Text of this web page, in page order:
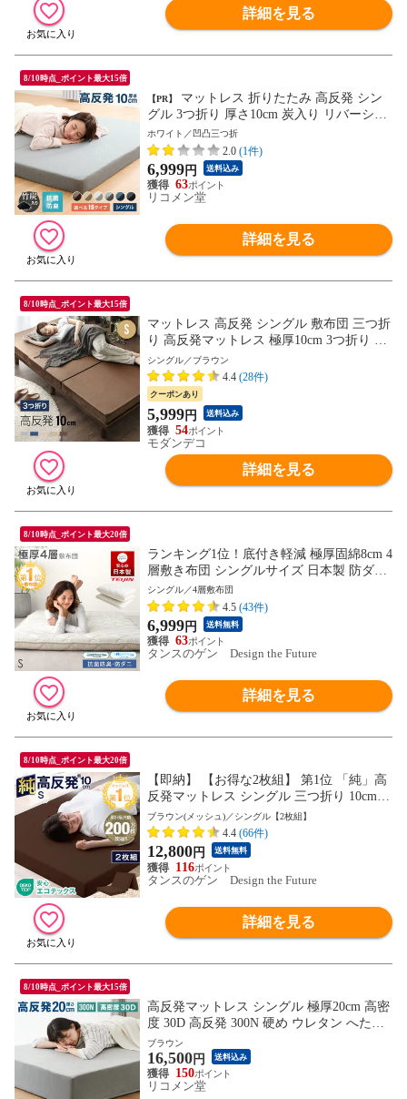
詳細を見る
8/10時点_ポイント最大15倍
【PR】
グル 3つ折り 厚さ10cm 炭入り リバーシブ
ル 体圧分散 通気 洗える メッシュ生地 三
つ折り 高密度 190N ごろ寝 敷布団 折り畳
み 高反発マットレス ベッドマットレス 車
中泊 キャンプ アウトドア 【送料無料】
ホワイト／凹凸三つ折
2.0 (1件)
6,999円 送料込み
63
リコメン堂
詳細を見る
8/10時点_ポイント最大15倍
マットレス 高反発 シングル 敷布団 三つ折
り 高反発マットレス 極厚10cm 3つ折り 送
料無料 マットレス ベッドマットレス シン
グルマットレス 高反発ウレタン 折りたた
みマットレス ウレタンマットレス 洗える
カバー【シングル／ブラウン】小型商品
（ヤマト）
シングル／ブラウン
4.4 (28件)
クーポンあり
5,999円 送料込み
54
モダンデコ
詳細を見る
8/10時点_ポイント最大20倍
ランキング1位！底付き軽減 極厚固綿8cm 4
層敷き布団 シングルサイズ 日本製 防ダニ
抗菌防臭 吸汗速乾 固綿 敷布団 マットレス
不要 四層敷 帝人マイティトップ テイジン
帝人ポリティ 国産 22200013【予約】8月下
旬※8/31までに出荷予定
シングル／4層敷布団
4.5 (43件)
6,999円 送料無料
63
タンスのゲン Design the Future
詳細を見る
8/10時点_ポイント最大20倍
【即納】 【お得な2枚組】 第1位 「純」高
反発マットレス シングル 三つ折り 10cm
密度25D 190N マット 折りたたみ 高反発
マットレス 13810162 〔ブラウン(メッシ
ュ)〕
ブラウン(メッシュ)／シングル【2枚組】
4.4 (66件)
12,800円 送料無料
116
タンスのゲン Design the Future
詳細を見る
8/10時点_ポイント最大15倍
高反発マットレス シングル 極厚20cm 高密
度 30D 高反発 300N 硬め ウレタン へたり
にくい 活性炭入り 消臭 両面仕様 リバーシ
ブル へたりにくい 洗える 超極厚 超高反発
マットレス 敷布団 寝具【送料無料】
ブラウン
16,500円 送料込み
150
リコメン堂